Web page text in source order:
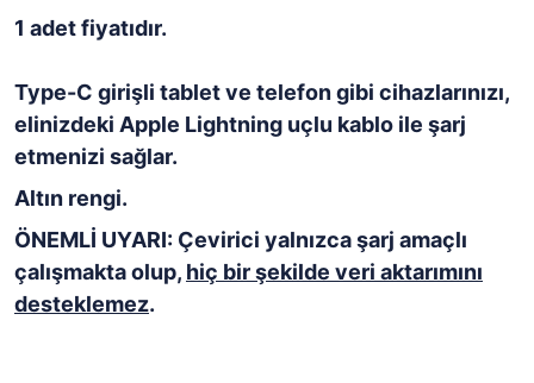
1 adet fiyatıdır.
Type-C girişli tablet ve telefon gibi cihazlarınızı,
elinizdeki Apple Lightning uçlu kablo ile şarj
etmenizi sağlar.
Altın rengi.
ÖNEMLİ UYARI: Çevirici yalnızca şarj amaçlı
çalışmakta olup, hiç bir şekilde veri aktarımını
desteklemez.